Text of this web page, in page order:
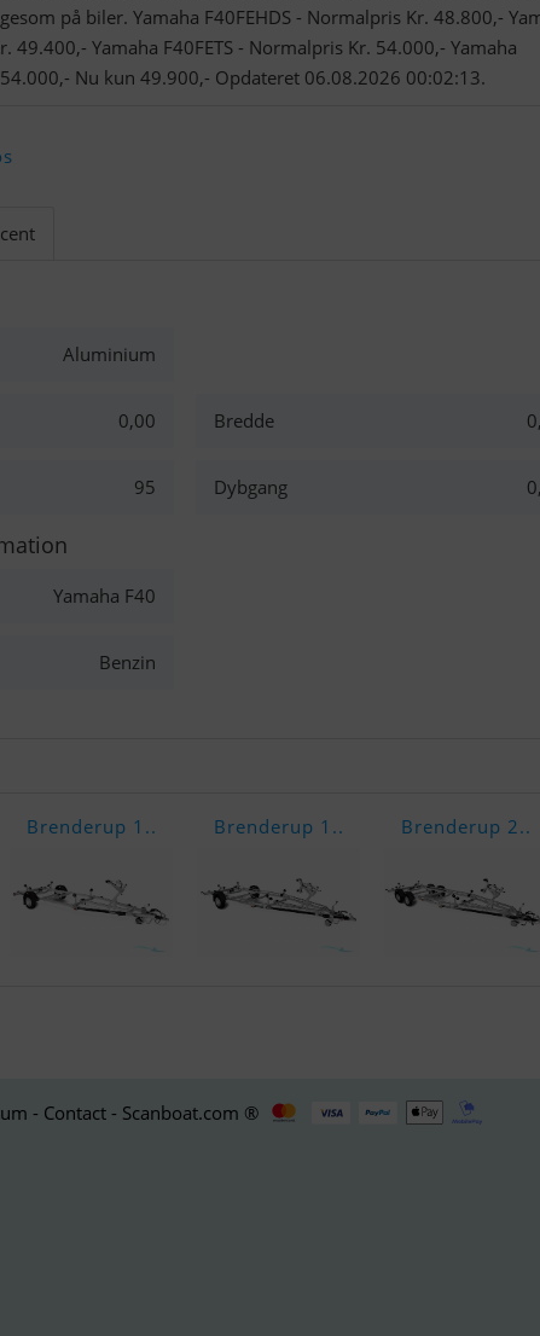
på biler. Yamaha F40FEHDS - Normalpris Kr. 48.800,-
49.400,- Yamaha F40FETS - Normalpris Kr. 54.000,- Yamaha
Nu kun 49.900,- Opdateret 06.08.2026 00:02:13.
Aluminium
0,00 Bredde
95 Dybgang
Yamaha F40
Benzin
Brenderup 1.. Brenderup 1.. Brenderup 2..
- Contact - Scanboat.com ®